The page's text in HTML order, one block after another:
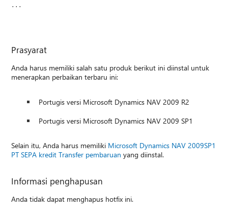
...
Prasyarat
Anda harus memiliki salah satu produk berikut ini diinstal untuk
menerapkan perbaikan terbaru ini:
Portugis versi Microsoft Dynamics NAV 2009 R2
Portugis versi Microsoft Dynamics NAV 2009 SP1
Selain itu, Anda harus memiliki Microsoft Dynamics NAV 2009SP1
PT SEPA kredit Transfer pembaruan yang diinstal.
Informasi penghapusan
Anda tidak dapat menghapus hotfix ini.